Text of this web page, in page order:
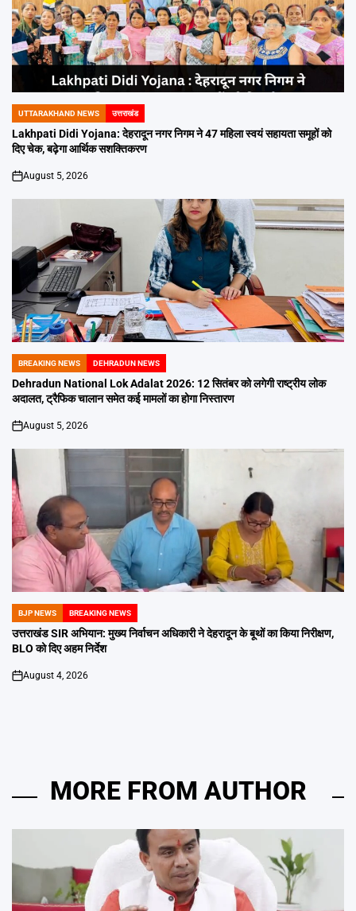
POSTED
IN
UTTARAKHAND NEWS उत्तराखंड
Lakhpati Didi Yojana: देहरादून नगर निगम ने 47 महिला स्वयं सहायता समूहों को
दिए चेक, बढ़ेगा आर्थिक सशक्तिकरण
on
August 5, 2026
POSTED
IN
BREAKING NEWS DEHRADUN NEWS
Dehradun National Lok Adalat 2026: 12 सितंबर को लगेगी राष्ट्रीय लोक
अदालत, ट्रैफिक चालान समेत कई मामलों का होगा निस्तारण
on
August 5, 2026
POSTED
IN
BJP NEWS BREAKING NEWS
उत्तराखंड SIR अभियान: मुख्य निर्वाचन अधिकारी ने देहरादून के बूथों का किया निरीक्षण,
BLO को दिए अहम निर्देश
on
August 4, 2026
MORE FROM AUTHOR